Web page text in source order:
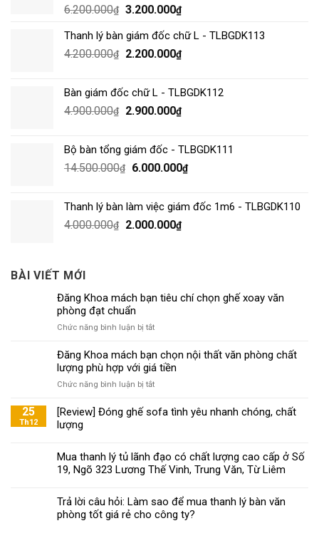
6.200.000₫ 3.200.000₫
Thanh lý bàn giám đốc chữ L - TLBGDK113
4.200.000₫ 2.200.000₫
Bàn giám đốc chữ L - TLBGDK112
4.900.000₫ 2.900.000₫
Bộ bàn tổng giám đốc - TLBGDK111
14.500.000₫ 6.000.000₫
Thanh lý bàn làm việc giám đốc 1m6 - TLBGDK110
4.000.000₫ 2.000.000₫
BÀI VIẾT MỚI
Đăng Khoa mách bạn tiêu chí chọn ghế xoay văn
phòng đạt chuẩn
Chức năng bình luận bị tắtở
Khoa
mách
tiêu
chọn
phòng
đạt
Đăng Khoa mách bạn chọn nội thất văn phòng chất
lượng phù hợp với giá tiền
Chức năng bình luận bị tắtở
Khoa
nội
thất
chất
lượng
25
Th12
[Review] Đóng ghế sofa tình yêu nhanh chóng, chất
lượng
Mua thanh lý tủ lãnh đạo có chất lượng cao cấp ở Số
19, Ngõ 323 Lương Thế Vinh, Trung Văn, Từ Liêm
Trả lời câu hỏi: Làm sao để mua thanh lý bàn văn
phòng tốt giá rẻ cho công ty?